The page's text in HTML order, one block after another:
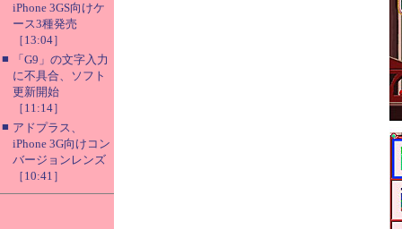
iPhone 3GS向けケ
ース3種発売
［13:04］
■
「G9」の文字入力
に不具合、ソフト
更新開始
［11:14］
■ アドプラス、
iPhone 3G向けコン
バージョンレンズ
［10:41］